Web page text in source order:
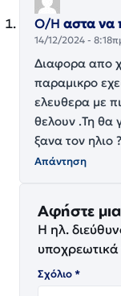
Ο/Η αστα να
14/12/2024 -
Διαφορα απο
παραμικρο
ελευθερα με
θελουν .Τη θα
ξανα τον ηλιο ?
Απάντηση
Αφήστε
Η ηλ.
Σχόλιο*